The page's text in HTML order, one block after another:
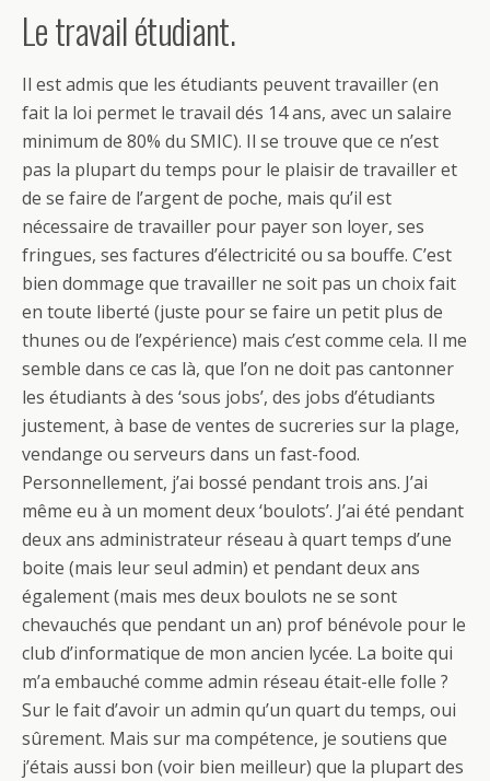
Le travail étudiant.
Il est admis que les étudiants peuvent travailler (en
fait la loi permet le travail dés 14 ans, avec un salaire
minimum de 80% du SMIC). Il se trouve que ce n’est
pas la plupart du temps pour le plaisir de travailler et
de se faire de l’argent de poche, mais qu’il est
nécessaire de travailler pour payer son loyer, ses
fringues, ses factures d’électricité ou sa bouffe. C’est
bien dommage que travailler ne soit pas un choix fait
en toute liberté (juste pour se faire un petit plus de
thunes ou de l’expérience) mais c’est comme cela. Il me
semble dans ce cas là, que l’on ne doit pas cantonner
les étudiants à des ‘sous jobs’, des jobs d’étudiants
justement, à base de ventes de sucreries sur la plage,
vendange ou serveurs dans un fast-food.
Personnellement, j’ai bossé pendant trois ans. J’ai
même eu à un moment deux ‘boulots’. J’ai été pendant
deux ans administrateur réseau à quart temps d’une
boite (mais leur seul admin) et pendant deux ans
également (mais mes deux boulots ne se sont
chevauchés que pendant un an) prof bénévole pour le
club d’informatique de mon ancien lycée. La boite qui
m’a embauché comme admin réseau était-elle folle ?
Sur le fait d’avoir un admin qu’un quart du temps, oui
sûrement. Mais sur ma compétence, je soutiens que
j’étais aussi bon (voir bien meilleur) que la plupart des